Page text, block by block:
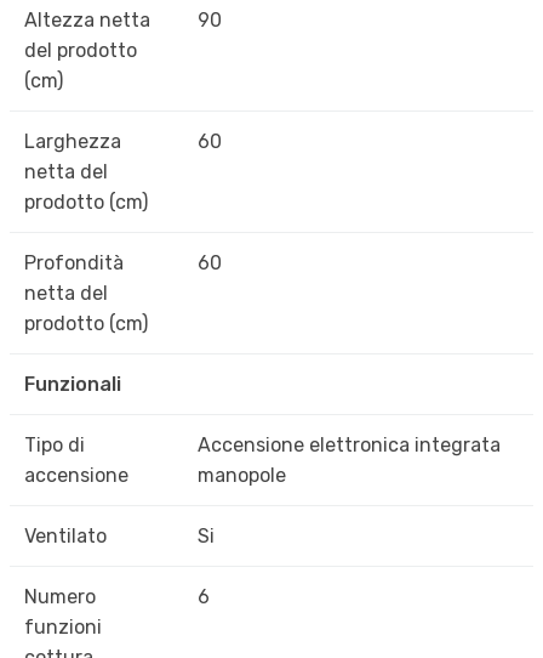
Altezza netta
del prodotto
(cm)
90
Larghezza
netta del
prodotto (cm)
60
Profondità
netta del
prodotto (cm)
60
Funzionali
Tipo di
accensione
Accensione elettronica integrata
manopole
Ventilato Si
Numero
funzioni
6